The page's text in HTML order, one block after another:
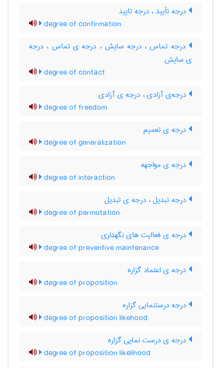
درجه تأیید ، درجه تایید
degree of confirmation
درجه تماس ، درجه سایش ، درجه ی تماس ، درجه
ی سایش
degree of contact
درجه‌ی آزادی ، درجه ی آزادی
degree of freedom
درجه ی تعمیم
degree of generalization
درجه ی مواجهه
degree of interaction
درجه تبدیل ، درجه ی تبدیل
degree of permutation
درجه ی فعالیت های نگهداری
degree of preventive maintenance
درجه ی اعتماد گزاره
degree of proposition
درجه درستنمایی گزاره
degree of proposition likehood
درجه ی درست نمایی گزاره
degree of proposition likelihood